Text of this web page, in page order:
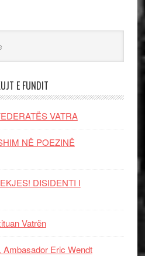
E FUNDIT
VATRA
NË POEZINË
DISIDENTI I
Vatrën
Ambasador Eric Wendt